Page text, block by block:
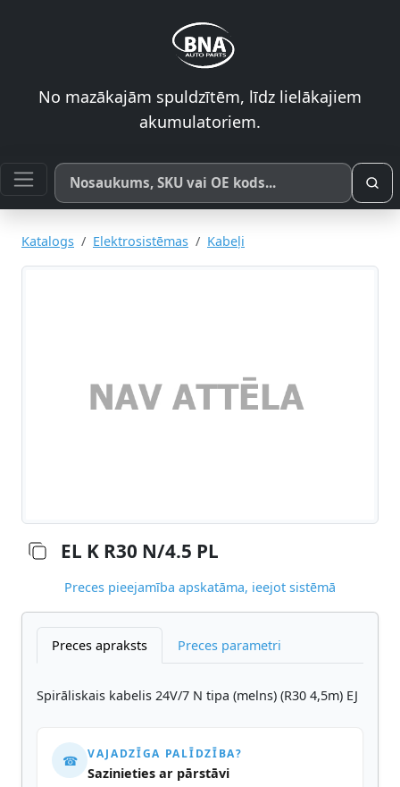
No mazākajām spuldzītēm, līdz lielākajiem
akumulatoriem.
Meklēt pēc produkta nosaukuma, SKU vai OE koda
Katalogs Elektrosistēmas Kabeļi
EL K R30 N/4.5 PL
Preces pieejamība apskatāma, ieejot sistēmā
Preces apraksts Preces parametri
Spirāliskais kabelis 24V/7 N tipa (melns) (R30 4,5m) EJ
☎ VAJADZĪGA PALĪDZĪBA?
Sazinieties ar pārstāvi